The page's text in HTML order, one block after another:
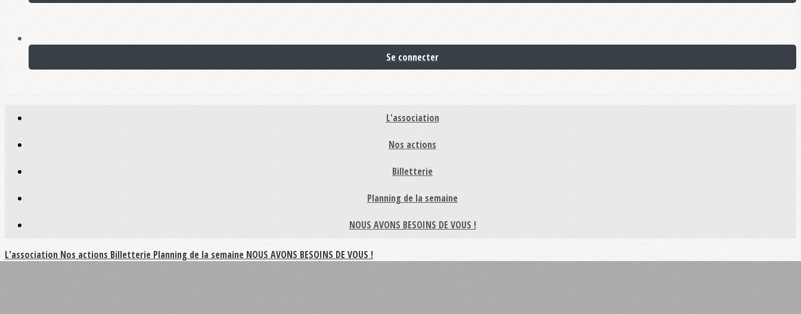
Se connecter
L'association
Nos actions
Billetterie
Planning de la semaine
NOUS AVONS BESOINS DE VOUS !
L'association Nos actions Billetterie Planning de la semaine NOUS AVONS BESOINS DE VOUS !